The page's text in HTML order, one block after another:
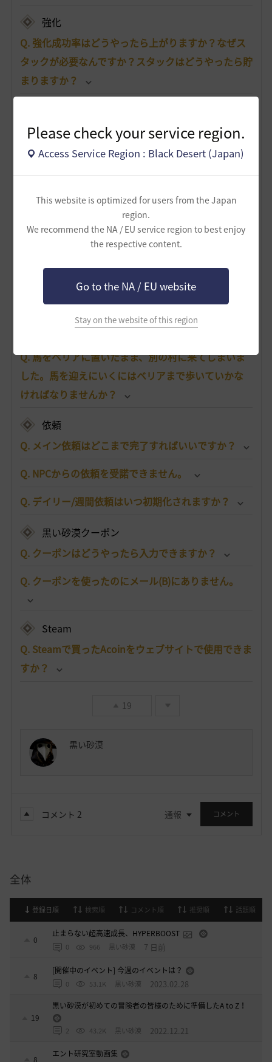
Please check your service region.
Access Service Region : Black Desert (Japan)
This website is optimized for users from the Japan
region.
We recommend the NA / EU service region to best enjoy
the respective content.
Go to the NA / EU website
Stay on the website of this region
強化
Q. 強化成功率はどうやったら上がりますか？なぜス
タックが必要なんですか？スタックはどうやったら貯
まりますか？
した。何か使い道はありませんか？もしくは売るこ
とはできますか？
Q. 強化や狩りをしていたら、装備の耐久度が0になっ
てしまいました。耐久度は、どこで修理/復旧できま
すか？また、装備ごとに必要な材料があれば知りた
いです。
Q. 馬はどこで手に入りますか？
Q. 馬をベリアに置いたまま、別の村に来てしまいま
した。馬を迎えにいくにはベリアまで歩いていかな
ければなりませんか？
依頼
Q. メイン依頼はどこまで完了すればいいですか？
Q. NPCからの依頼を受諾できません。
Q. デイリー/週間依頼はいつ初期化されますか？
黒い砂漠クーポン
Q. クーポンはどうやったら入力できますか？
Q. クーポンを使ったのにメール(B)にありません。
Steam
Q. Steamで買ったAcoinをウェブサイトで使用できま
すか？
19
黒い砂漠
コメント 2 通報 コメント
全体
登録日順 検索順 コメント順 推奨順 話題順
0
止まらない超高速成長、HYPERBOOST
0 966 黒い砂漠 7 日前
8
[開催中のイベント] 今週のイベントは？
0 53.1K 黒い砂漠 2023.02.28
19
黒い砂漠が初めての冒険者の皆様のために準備したA to Z！
2 43.2K 黒い砂漠 2022.12.21
8
エント研究室動画集